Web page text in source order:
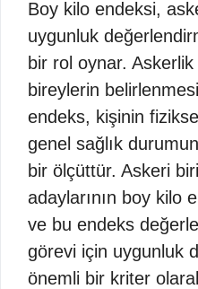
Boy kilo endeksi,
uygunluk
bir rol oynar.
bireylerin
endeks, kişinin
genel sağlık
bir ölçüttür. Askeri
adaylarının boy kilo
ve bu endeks
görevi için uygunluk
önemli bir kriter